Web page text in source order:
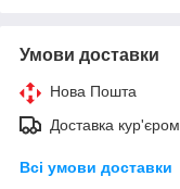
Умови доставки
Нова Пошта
Доставка кур'єром
Всі умови доставки